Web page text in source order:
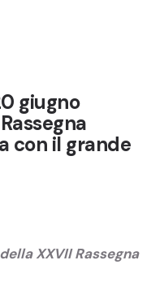
giugno
con il grande
XXVII Rassegna